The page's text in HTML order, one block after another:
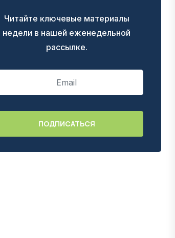
Читайте ключевые материалы
недели в нашей еженедельной
рассылке.